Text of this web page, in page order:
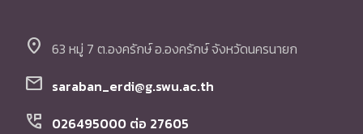
location_on 63 หมู่ 7 ต.องครักษ์ อ.องครักษ์ จังหวัดนครนายก
mail saraban_erdi@g.swu.ac.th
perm_phone_msg 026495000 ต่อ 27605